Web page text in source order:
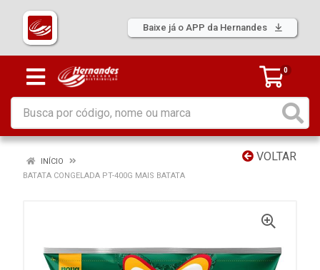
Baixe já o APP da Hernandes
0
VOLTAR
INÍCIO
BATATA CONGELADA PT-400G MAIS BATATA